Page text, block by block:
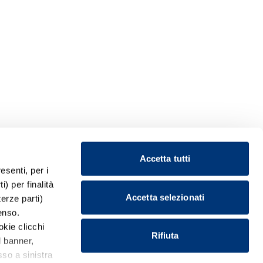
per i
per finalità
parti)
clicchi
a sinistra
Accetta tutti
Accetta selezionati
Rifiuta